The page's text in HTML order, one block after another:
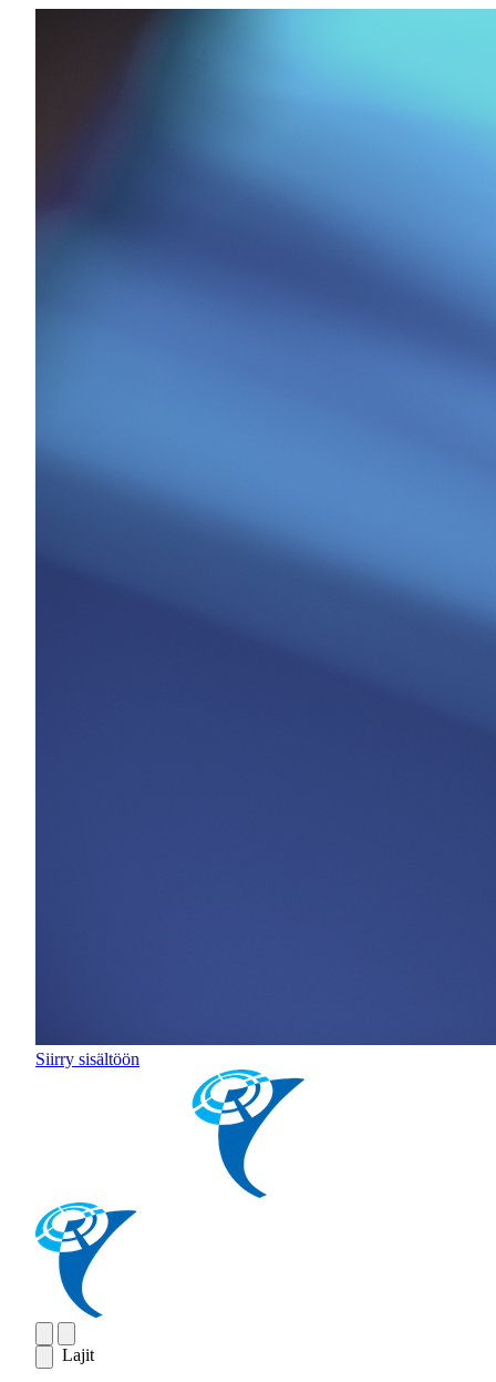
Siirry sisältöön
Lajit